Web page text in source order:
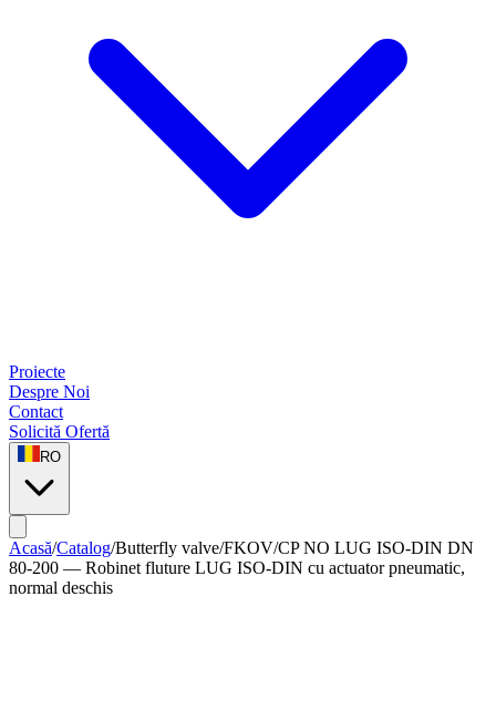
Proiecte
Despre Noi
Contact
Solicită Ofertă
RO
Acasă/Catalog/Butterfly valve/FKOV/CP NO LUG ISO-DIN DN
80-200 — Robinet fluture LUG ISO-DIN cu actuator pneumatic,
normal deschis